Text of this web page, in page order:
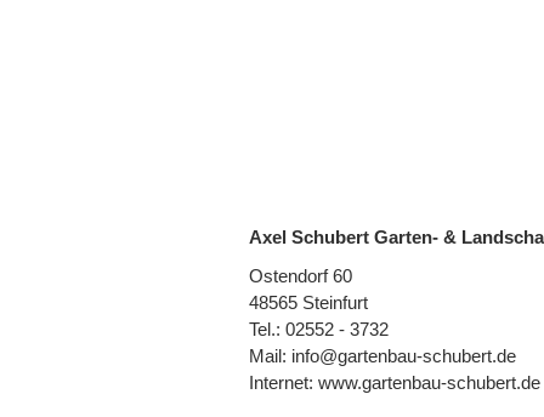
Axel Schubert Garten- &
Ostendorf 60
48565 Steinfurt
Tel.: 02552 - 3732
Mail: info@gartenbau-schubert.de
Internet: www.gartenbau-schubert.de